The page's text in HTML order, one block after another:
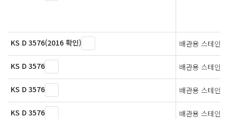
KS D 3576(2016 확인) 배관용 스테인
KS D 3576 배관용 스테인
KS D 3576 배관용 스테인
KS D 3576 배관용 스테인